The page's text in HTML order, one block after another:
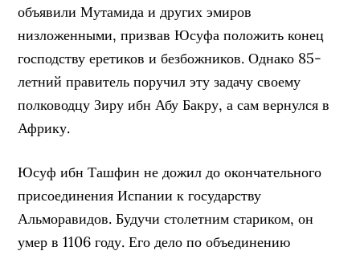
объявили Мутамида и других эмиров
низложенными, призвав Юсуфа положить конец
господству еретиков и безбожников. Однако 85-
летний правитель поручил эту задачу своему
полководцу Зиру ибн Абу Бакру, а сам вернулся в
Африку.
Юсуф ибн Ташфин не дожил до окончательного
присоединения Испании к государству
Альморавидов. Будучи столетним стариком, он
умер в 1106 году. Его дело по объединению